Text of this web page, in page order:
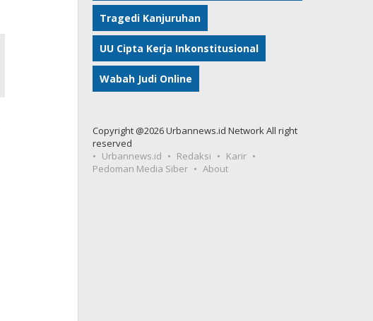
Tragedi Kanjuruhan
UU Cipta Kerja Inkonstitusional
Wabah Judi Online
Copyright @2026 Urbannews.id Network All right
reserved
Urbannews.id
Redaksi
Karir
Pedoman Media Siber
About